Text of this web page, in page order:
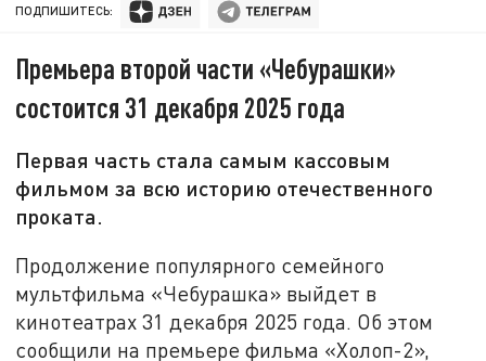
ПОДПИШИТЕСЬ:
Премьера второй части «Чебурашки»
состоится 31 декабря 2025 года
Первая часть стала самым кассовым
фильмом за всю историю отечественного
проката.
Продолжение популярного семейного
мультфильма «Чебурашка» выйдет в
кинотеатрах 31 декабря 2025 года. Об этом
сообщили на премьере фильма «Холоп-2»,